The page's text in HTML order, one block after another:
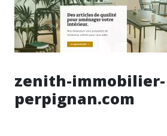
zenith-immobilier-
perpignan.com